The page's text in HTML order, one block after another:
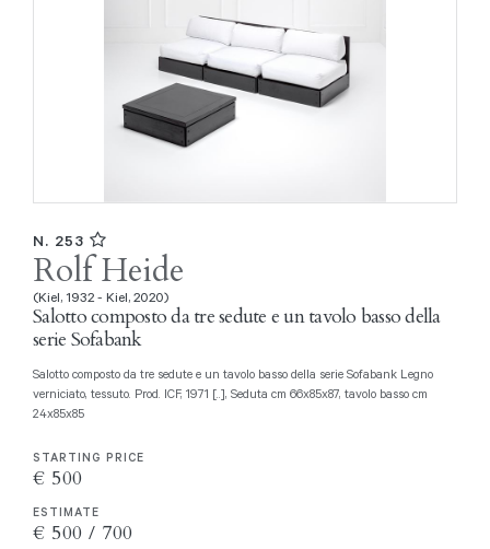
N. 253
Rolf Heide
(Kiel, 1932 - Kiel, 2020)
Salotto composto da tre sedute e un tavolo basso della
serie Sofabank
Salotto composto da tre sedute e un tavolo basso della serie Sofabank Legno
verniciato, tessuto. Prod. ICF, 1971 [..], Seduta cm 66x85x87, tavolo basso cm
24x85x85
STARTING PRICE
€ 500
ESTIMATE
€ 500 / 700